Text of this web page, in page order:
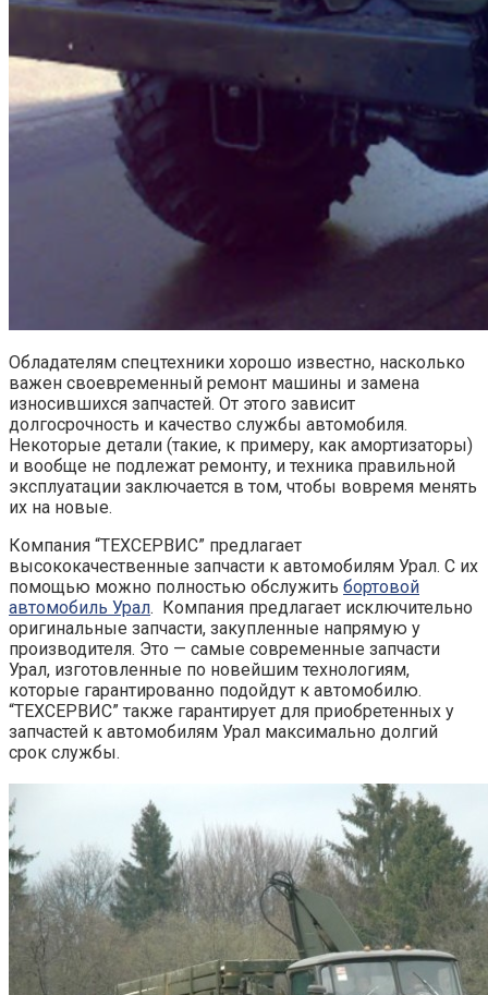
Обладателям спецтехники хорошо известно, насколько
важен своевременный ремонт машины и замена
износившихся запчастей. От этого зависит
долгосрочность и качество службы автомобиля.
Некоторые детали (такие, к примеру, как амортизаторы)
и вообще не подлежат ремонту, и техника правильной
эксплуатации заключается в том, чтобы вовремя менять
их на новые.
Компания “ТЕХСЕРВИС” предлагает
высококачественные запчасти к автомобилям Урал. С их
помощью можно полностью обслужить бортовой
автомобиль Урал. Компания предлагает исключительно
оригинальные запчасти, закупленные напрямую у
производителя. Это — самые современные запчасти
Урал, изготовленные по новейшим технологиям,
которые гарантированно подойдут к автомобилю.
“ТЕХСЕРВИС” также гарантирует для приобретенных у
запчастей к автомобилям Урал максимально долгий
срок службы.